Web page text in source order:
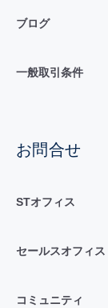
ブログ
一般取引条件
お問合せ
STオフィス
セールスオフィ
コミュニティ